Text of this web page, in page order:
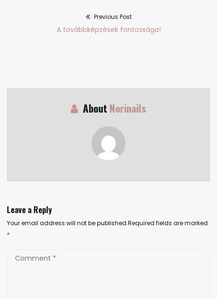
Previous Post
Previous
A továbbképzések fontossága!
AboutNorinails
Leave a Reply
Your email address will not be published.Required fields are marked
*
Comment